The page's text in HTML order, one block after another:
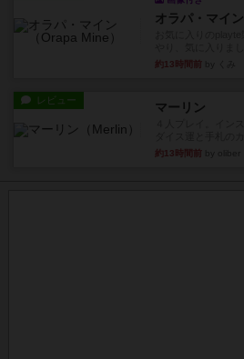
オラパ・マイン
約13時間前
レビュー マーリン
約13時間前